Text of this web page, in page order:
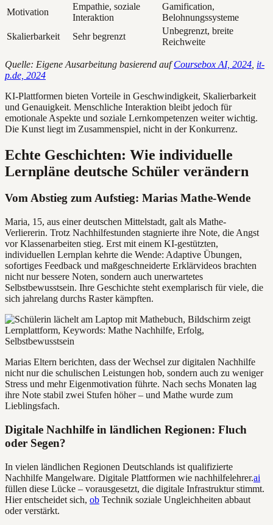
Motivation
Empathie, soziale
Interaktion
Gamification,
Belohnungssysteme
Skalierbarkeit
Sehr begrenzt
Unbegrenzt, breite
Reichweite
Quelle: Eigene Ausarbeitung basierend aufCoursebox AI, 2024 it-
p.de, 2024
KI-Plattformen bieten Vorteile in Geschwindigkeit, Skalierbarkeit
und Genauigkeit. Menschliche Interaktion bleibt jedoch für
emotionale Aspekte und soziale Lernkompetenzen weiter wichtig.
Die Kunst liegt im Zusammenspiel, nicht in der Konkurrenz.
Echte Geschichten: Wie individuelle
Lernpläne deutsche Schüler verändern
Vom Abstieg zum Aufstieg: Marias Mathe-Wende
Maria, 15, aus einer deutschen Mittelstadt, galt als Mathe-
Verliererin. Trotz Nachhilfestunden stagnierte ihre Note, die Angst
vor Klassenarbeiten stieg. Erst mit einem KI-gestützten,
individuellen Lernplan kehrte die Wende: Adaptive Übungen,
sofortiges Feedback und maßgeschneiderte Erklärvideos brachten
nicht nur bessere Noten, sondern auch unerwartetes
Selbstbewusstsein. Ihre Geschichte steht exemplarisch für viele, die
sich jahrelang durchs Raster kämpften.
Marias Eltern berichten, dass der Wechsel zur digitalen Nachhilfe
nicht nur die schulischen Leistungen hob, sondern auch zu weniger
Stress und mehr Eigenmotivation führte. Nach sechs Monaten lag
ihre Note stabil zwei Stufen höher – und Mathe wurde zum
Lieblingsfach.
Digitale Nachhilfe in ländlichen Regionen: Fluch
oder Segen?
In vielen ländlichen Regionen Deutschlands ist qualifizierte
Nachhilfe Mangelware. Digitale Plattformen wie nachhilfelehrer.ai
füllen diese Lücke – vorausgesetzt, die digitale Infrastruktur stimmt.
Hier entscheidet sich, ob Technik soziale Ungleichheiten abbaut
oder verstärkt.